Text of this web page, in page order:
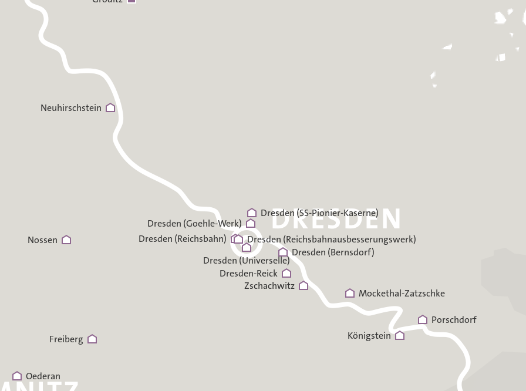
Oederan
Zschachwitz
Porschdorf
Nossen
Mockethal-Zatzschke
Neuhirschstein
Königstein
Freiberg
Dresden-Reick
Dresden (Universelle)
Dresden (SS-Pionier-Kaserne)
Dresden (Reichsbahnausbesserungswerk)
Dresden (Goehle-Werk)
Dresden (Reichsbahn)
Dresden (Bernsdorf)